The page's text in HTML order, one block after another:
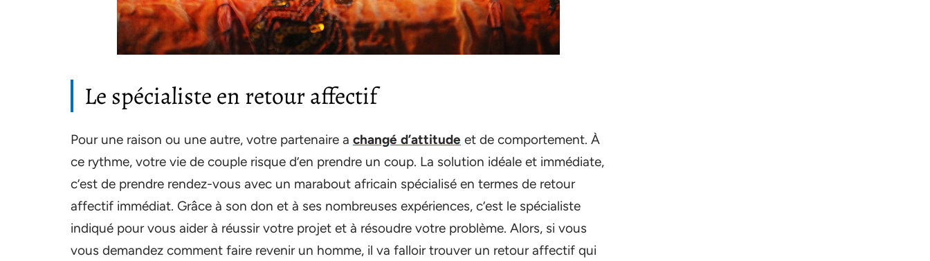
Le spécialiste en retour affectif
Pour une raison ou une autre, votre partenaire a changé d’attitude et de comportement. À
ce rythme, votre vie de couple risque d’en prendre un coup. La solution idéale et immédiate,
c’est de prendre rendez-vous avec un marabout africain spécialisé en termes de retour
affectif immédiat. Grâce à son don et à ses nombreuses expériences, c’est le spécialiste
indiqué pour vous aider à réussir votre projet et à résoudre votre problème. Alors, si vous
vous demandez comment faire revenir un homme, il va falloir trouver un retour affectif qui